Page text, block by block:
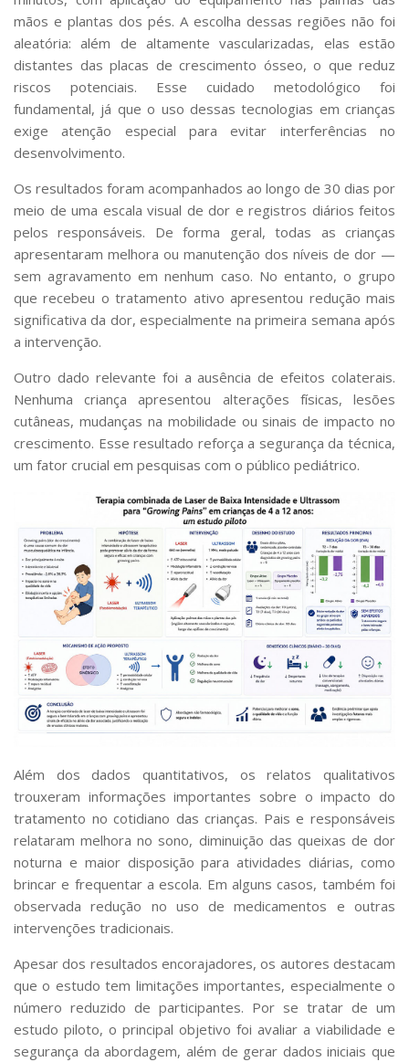
mãos e plantas dos pés. A escolha dessas regiões não foi
aleatória: além de altamente vascularizadas, elas estão
distantes das placas de crescimento ósseo, o que reduz
riscos potenciais. Esse cuidado metodológico foi
fundamental, já que o uso dessas tecnologias em crianças
exige atenção especial para evitar interferências no
desenvolvimento.
Os resultados foram acompanhados ao longo de 30 dias por
meio de uma escala visual de dor e registros diários feitos
pelos responsáveis. De forma geral, todas as crianças
apresentaram melhora ou manutenção dos níveis de dor —
sem agravamento em nenhum caso. No entanto, o grupo
que recebeu o tratamento ativo apresentou redução mais
significativa da dor, especialmente na primeira semana após
a intervenção.
Outro dado relevante foi a ausência de efeitos colaterais.
Nenhuma criança apresentou alterações físicas, lesões
cutâneas, mudanças na mobilidade ou sinais de impacto no
crescimento. Esse resultado reforça a segurança da técnica,
um fator crucial em pesquisas com o público pediátrico.
Além dos dados quantitativos, os relatos qualitativos
trouxeram informações importantes sobre o impacto do
tratamento no cotidiano das crianças. Pais e responsáveis
relataram melhora no sono, diminuição das queixas de dor
noturna e maior disposição para atividades diárias, como
brincar e frequentar a escola. Em alguns casos, também foi
observada redução no uso de medicamentos e outras
intervenções tradicionais.
Apesar dos resultados encorajadores, os autores destacam
que o estudo tem limitações importantes, especialmente o
número reduzido de participantes. Por se tratar de um
estudo piloto, o principal objetivo foi avaliar a viabilidade e
segurança da abordagem, além de gerar dados iniciais que